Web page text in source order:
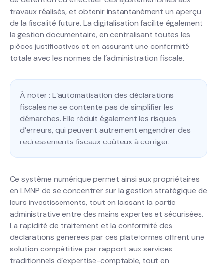
travaux réalisés, et obtenir instantanément un aperçu
de la fiscalité future. La digitalisation facilite également
la gestion documentaire, en centralisant toutes les
pièces justificatives et en assurant une conformité
totale avec les normes de l’administration fiscale.
À noter : L’automatisation des déclarations
fiscales ne se contente pas de simplifier les
démarches. Elle réduit également les risques
d’erreurs, qui peuvent autrement engendrer des
redressements fiscaux coûteux à corriger.
Ce système numérique permet ainsi aux propriétaires
en LMNP de se concentrer sur la gestion stratégique de
leurs investissements, tout en laissant la partie
administrative entre des mains expertes et sécurisées.
La rapidité de traitement et la conformité des
déclarations générées par ces plateformes offrent une
solution compétitive par rapport aux services
traditionnels d’expertise-comptable, tout en